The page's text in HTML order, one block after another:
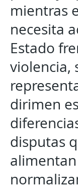
mientras
necesita
Estado
violencia,
dirimen
disputas